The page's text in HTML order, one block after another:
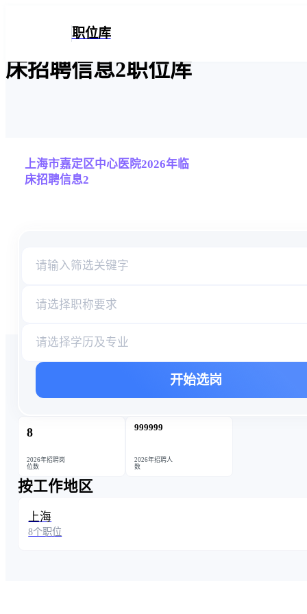
上海市嘉定区中心医院2026年
床招聘信息2职位库
职位库
上海市嘉定区中心医院2026年临
床招聘信息2
请选择职称要求
请选择学历及专业
开始选岗
8
2026年招聘岗
位数
999999
2026年招聘人
数
按工作地区
上海
8个职位